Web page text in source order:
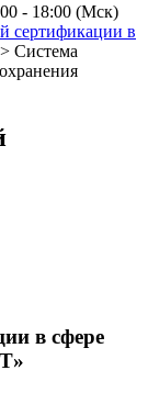
- 18:00 (Мск)
сертификации в
> Система
в сфере